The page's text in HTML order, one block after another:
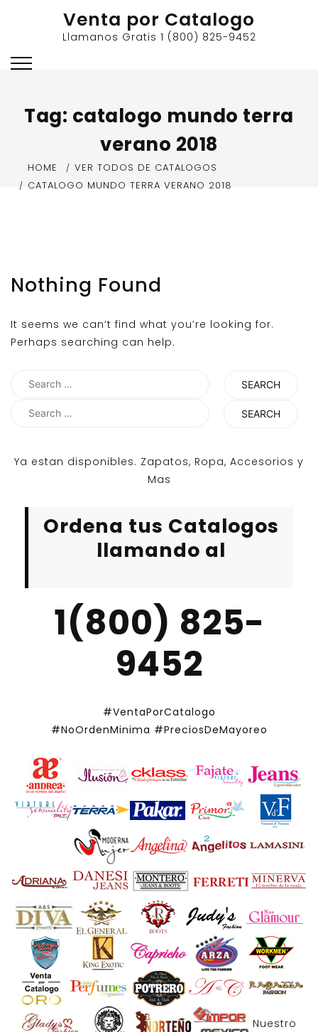
Venta por Catalogo
Llamanos Gratis 1 (800) 825-9452
Tag: catalogo mundo terra
verano 2018
HOME
VER TODOS DE CATALOGOS
CATALOGO MUNDO TERRA VERANO 2018
Nothing Found
It seems we can’t find what you’re looking for.
Perhaps searching can help.
Search
Search
Ya estan disponibles. Zapatos, Ropa, Accesorios y
Mas
Ordena tus Catalogos
llamando al
1(800) 825-
9452
#VentaPorCatalogo
#NoOrdenMinima #PreciosDeMayoreo
Nuestro